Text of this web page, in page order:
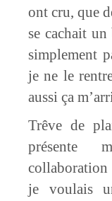
ont cru, que
se cachait
simplement
je ne le
aussi ça
Trêve de
présente
je voulais